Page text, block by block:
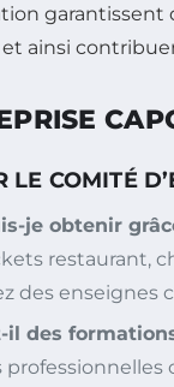
ainsi
question
LE COMITÉ
je obtenir
restaurant,
des enseignes
il des